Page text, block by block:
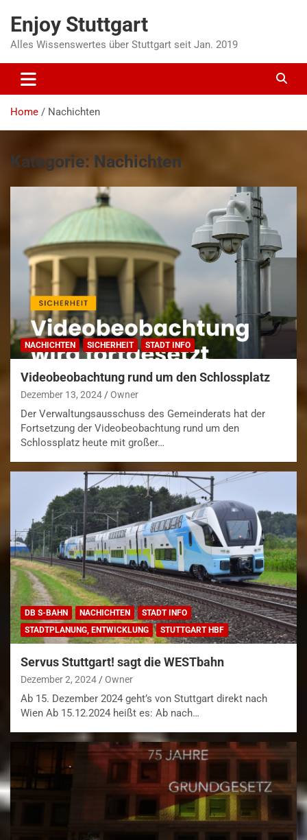
content
Enjoy Stuttgart
Alles Wissenswertes über Stuttgart seit Jan. 2019
Home Nachichten
Kategorie: Nachichten
NACHICHTEN SICHERHEIT STADT INFO
Videobeobachtung rund um den Schlossplatz
Dezember 13, 2024 Owner
Der Verwaltungsausschuss des Gemeinderats hat der
Fortsetzung der Videobeobachtung rund um den
Schlossplatz heute mit großer…
DB S-BAHN NACHICHTEN
STADT INFO
STADTPLANUNG, ENTWICKLUNG
STUTTGART HBF
Servus Stuttgart! sagt die WESTbahn
Dezember 2, 2024 Owner
Ab 15. Dezember 2024 geht’s von Stuttgart direkt nach
Wien Ab 15.12.2024 heißt es: Ab nach…